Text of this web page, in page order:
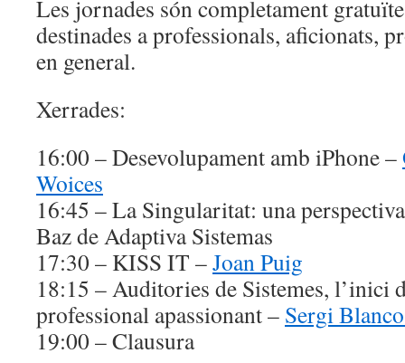
Les jornades són completament
destinades a professionals, aficionats,
en general.
Xerrades:
16:00 – Desevolupament amb iPhone –
Woices
16:45 – La Singularitat: una
Baz de Adaptiva Sistemas
17:30 – KISS IT –Joan Puig
18:15 – Auditories de Sistemes, l’inici
professional apassionant – Sergi
19:00 – Clausura